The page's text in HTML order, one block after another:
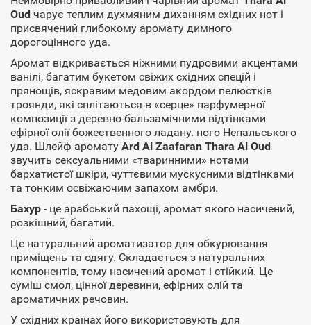
Oud чарує теплим духмяним диханням східних нот і
присвячений глибокому аромату димного
дорогоцінного уда.
Аромат відкривається ніжними пудровими акцентами
ванілі, багатим букетом свіжих східних спецій і
прянощів, яскравим медовим акордом пелюстків
троянди, які сплітаються в «серце» парфумерної
композиції з деревно-бальзамічними відтінками
ефірної олії божественного ладану. ного Непальського
уда. Шлейф аромату Ard Al Zaafaran Thara Al Oud
звучить сексуальними «тваринними» нотами
бархатистої шкіри, чуттєвими мускусними відтінками
та тонким освіжаючим запахом амбри.
Бахур - це арабський пахощі, аромат якого насичений,
розкішний, багатий.
Це натуральний ароматизатор для обкурювання
приміщень та одягу. Складається з натуральних
компонентів, тому насичений аромат і стійкий. Це
суміш смол, цінної деревини, ефірних олій та
ароматичних речовин.
У східних країнах його використовують для